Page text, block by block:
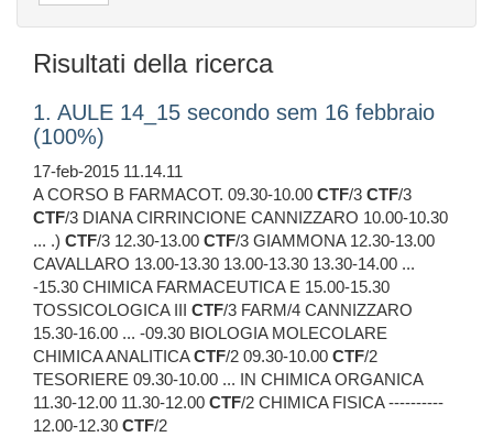
Risultati della ricerca
1. AULE 14_15 secondo sem 16 febbraio
(100%)
17-feb-2015 11.14.11
A CORSO B FARMACOT. 09.30-10.00 CTF/3 CTF/3
CTF/3 DIANA CIRRINCIONE CANNIZZARO 10.00-10.30
... .) CTF/3 12.30-13.00 CTF/3 GIAMMONA 12.30-13.00
CAVALLARO 13.00-13.30 13.00-13.30 13.30-14.00 ...
-15.30 CHIMICA FARMACEUTICA E 15.00-15.30
TOSSICOLOGICA III CTF/3 FARM/4 CANNIZZARO
15.30-16.00 ... -09.30 BIOLOGIA MOLECOLARE
CHIMICA ANALITICACTF/2 09.30-10.00 CTF/2
TESORIERE 09.30-10.00 ... IN CHIMICA ORGANICA
11.30-12.00 11.30-12.00 CTF/2 CHIMICA FISICA ----------
12.00-12.30 CTF/2